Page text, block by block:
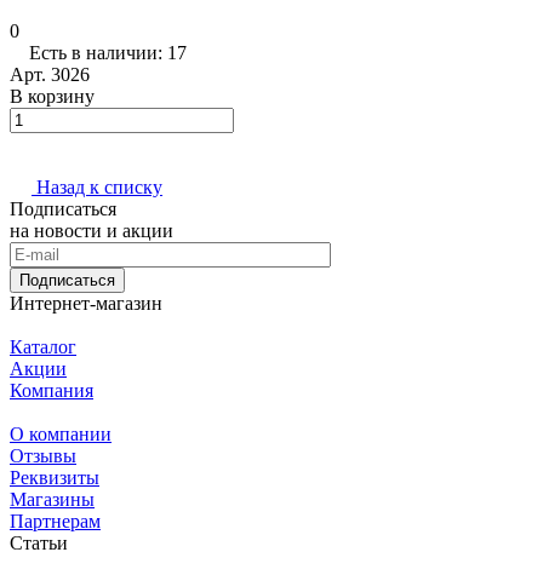
0
Есть в наличии: 17
Арт. 3026
В корзину
Назад к списку
Подписаться
на новости и акции
Подписаться
Интернет-магазин
Каталог
Акции
Компания
О компании
Отзывы
Реквизиты
Магазины
Партнерам
Статьи